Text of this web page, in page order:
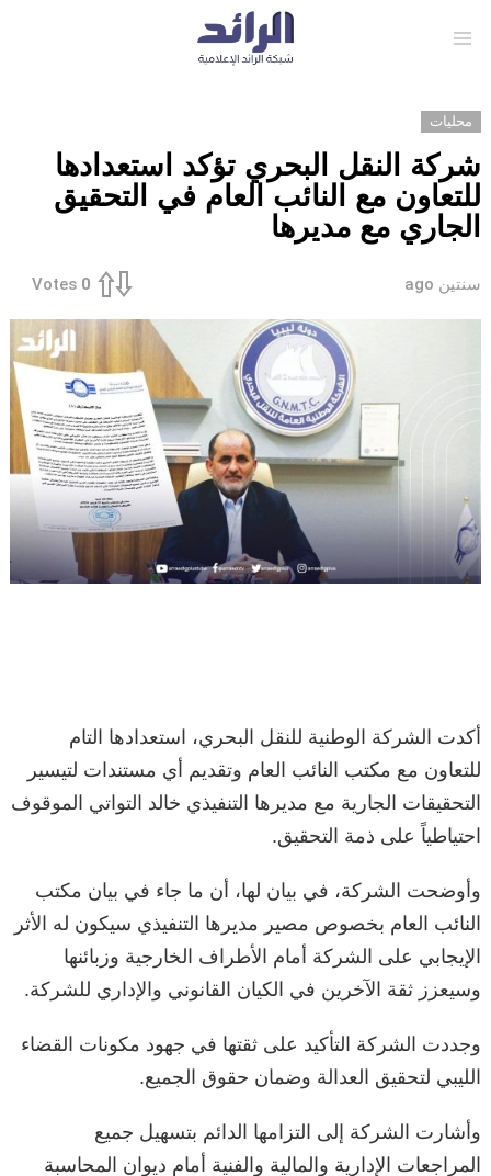
محليات
شركة النقل البحري تؤكد استعدادها
للتعاون مع النائب العام في التحقيق
الجاري مع مديرها
سنتين ago 0
Votes
أكدت الشركة الوطنية للنقل البحري، استعدادها التام
للتعاون مع مكتب النائب العام وتقديم أي مستندات لتيسير
التحقيقات الجارية مع مديرها التنفيذي خالد التواتي الموقوف
احتياطياً على ذمة التحقيق.
وأوضحت الشركة، في بيان لها، أن ما جاء في بيان مكتب
النائب العام بخصوص مصير مديرها التنفيذي سيكون له الأثر
الإيجابي على الشركة أمام الأطراف الخارجية وزبائنها
وسيعزز ثقة الآخرين في الكيان القانوني والإداري للشركة.
وجددت الشركة التأكيد على ثقتها في جهود مكونات القضاء
الليبي لتحقيق العدالة وضمان حقوق الجميع.
وأشارت الشركة إلى التزامها الدائم بتسهيل جميع
المراجعات الإدارية والمالية والفنية أمام ديوان المحاسبة